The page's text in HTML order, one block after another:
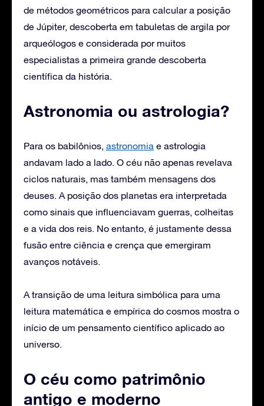
de métodos geométricos para calcular a posição
de Júpiter, descoberta em tabuletas de argila por
arqueólogos e considerada por muitos
especialistas a primeira grande descoberta
científica da história.
Astronomia ou astrologia?
Para os babilônios, astronomia e astrologia
andavam lado a lado. O céu não apenas revelava
ciclos naturais, mas também mensagens dos
deuses. A posição dos planetas era interpretada
como sinais que influenciavam guerras, colheitas
e a vida dos reis. No entanto, é justamente dessa
fusão entre ciência e crença que emergiram
avanços notáveis.
A transição de uma leitura simbólica para uma
leitura matemática e empírica do cosmos mostra o
início de um pensamento científico aplicado ao
universo.
O céu como patrimônio
antigo e moderno